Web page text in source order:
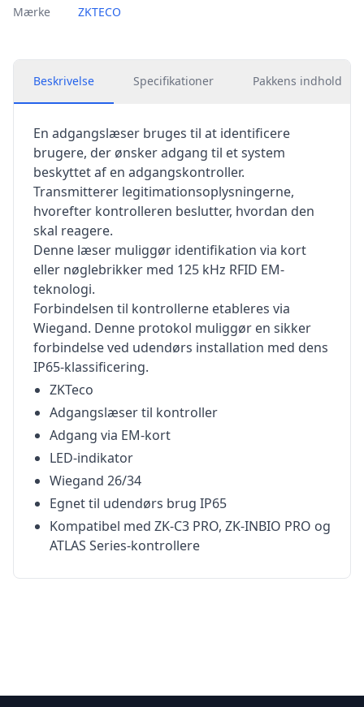
Mærke
ZKTECO
Beskrivelse Specifikationer Pakkens indhold
En adgangslæser bruges til at identificere
brugere, der ønsker adgang til et system
beskyttet af en adgangskontroller.
Transmitterer legitimationsoplysningerne,
hvorefter kontrolleren beslutter, hvordan den
skal reagere.
Denne læser muliggør identifikation via kort
eller nøglebrikker med 125 kHz RFID EM-
teknologi.
Forbindelsen til kontrollerne etableres via
Wiegand. Denne protokol muliggør en sikker
forbindelse ved udendørs installation med dens
IP65-klassificering.
ZKTeco
Adgangslæser til kontroller
Adgang via EM-kort
LED-indikator
Wiegand 26/34
Egnet til udendørs brug IP65
Kompatibel med ZK-C3 PRO, ZK-INBIO PRO og
ATLAS Series-kontrollere